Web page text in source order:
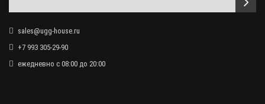
sales@ugg-house.ru
+7 993 305-29-90
ежедневно с 08:00 до 20:00